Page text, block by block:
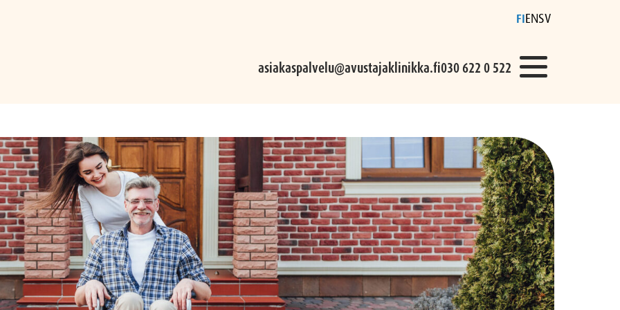
FIENSV
asiakaspalvelu@avustajaklinikka.fi030 622 0 522